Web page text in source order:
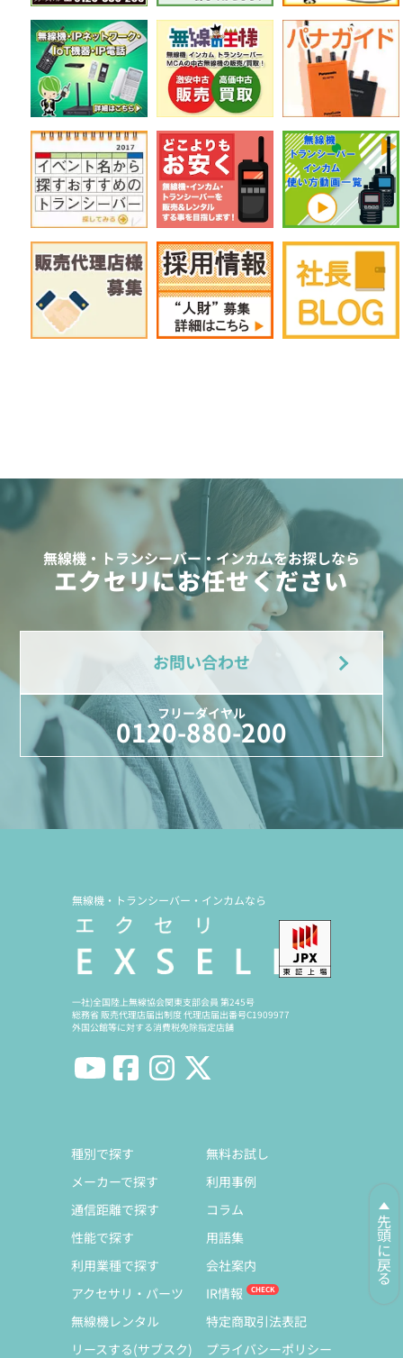
無線機・トランシーバー・インカムをお探しなら
エクセリにお任せください
お問い合わせ
フリーダイヤル
0120-880-200
先頭に戻る
無線機・トランシーバー・インカムなら
一社)全国陸上無線協会関東支部会員 第245号
総務省 販売代理店届出制度 代理店届出番号C1909977
外国公館等に対する消費税免除指定店舗
種別で探す
メーカーで探す
通信距離で探す
性能で探す
利用業種で探す
アクセサリ・パーツ
無線機レンタル
リースする(サブスク)
無料お試し
利用事例
コラム
用語集
会社案内
IR情報
特定商取引法表記
プライバシーポリシー